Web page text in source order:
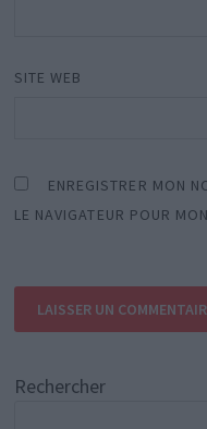
SITE WEB
ENREGISTRER MON
LE NAVIGATEUR POUR
Rechercher